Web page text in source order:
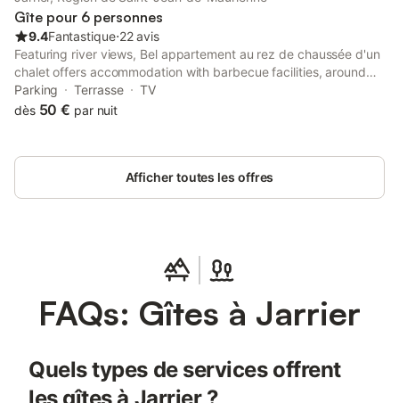
pour profiter des sports d'hiver. La station d'Orelle (Les 3 Va
Gîte pour 6 personnes
9.4Fantastique⋅22 avis
Featuring river views, Bel appartement au rez de chaussée d'un
chalet offers accommodation with barbecue facilities, around
39 km from Col de la Madeleine. Located 24 km from Les
Sybelles, the property provides a garden and free private
Parking Terrasse
TV
dès 50 € par nuit
Afficher toutes les offres
FAQs: Gîtes à Jarrier
Quels types de services offrent